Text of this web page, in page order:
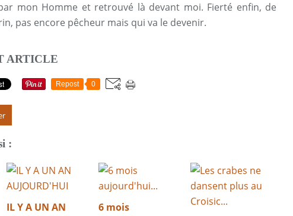
mon Homme et retrouvé là devant moi. Fierté enfin, de
pas encore pêcheur mais qui va le devenir.
ARTICLE
Repost 0
:
IL Y A UN AN 6 mois